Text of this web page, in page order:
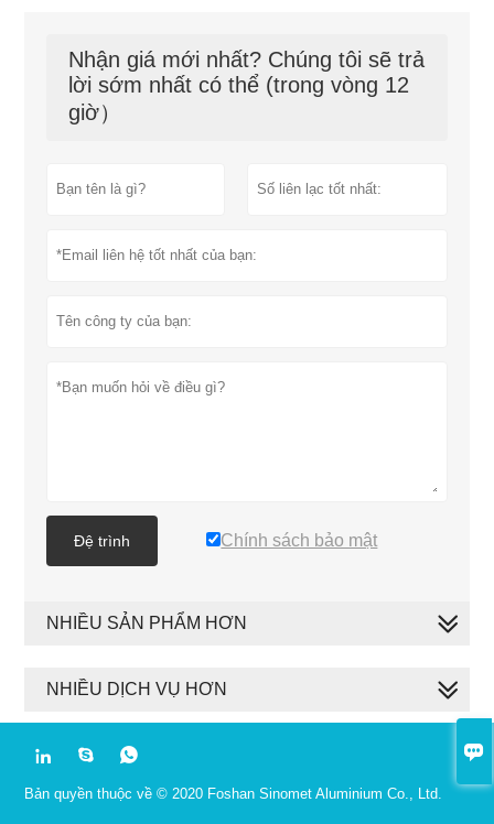

Nhận giá mới nhất? Chúng tôi sẽ trả
lời sớm nhất có thể (trong vòng 12
giờ）
Đệ trình Chính sách bảo mật
NHIỀU SẢN PHẨM HƠN
NHIỀU DỊCH VỤ HƠN
  
Bản quyền thuộc về © 2020 Foshan Sinomet Aluminium Co., Ltd.